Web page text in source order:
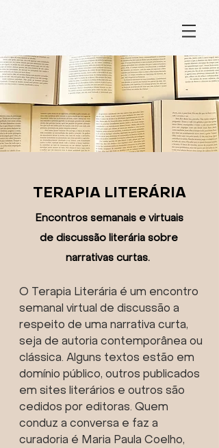
TERAPIA LITERÁRIA
Encontros semanais e virtuais
de discussão literária sobre
narrativas curtas.
O Terapia Literária é um encontro
semanal virtual de discussão a
respeito de uma narrativa curta,
seja de autoria contemporânea ou
clássica. Alguns textos estão em
domínio público, outros publicados
em sites literários e outros são
cedidos por editoras. Quem
conduz a conversa e faz a
curadoria é Maria Paula Coelho,